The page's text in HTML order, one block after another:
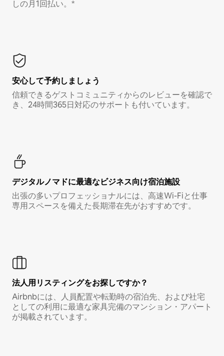
しの月1回払い。*
安心して予約しましょう
信頼できるゲストコミュニティからのレビューを確認で
き、24時間365日対応のサポートも付いています。
デジタルノマド⁠に最⁠適⁠なビ⁠ジ⁠ネ⁠ス⁠向⁠け宿⁠泊⁠施⁠設
出張の多いプロフェッショナルには、高速Wi-Fiと仕事
専用スペースを備えた長期滞在先がおすすめです。
法人用リスティングをお探しですか？
Airbnbには、人員配置や転勤時の宿泊先、および社宅
としての利用に最適な家具完備のマンション・アパート
が掲載されています。